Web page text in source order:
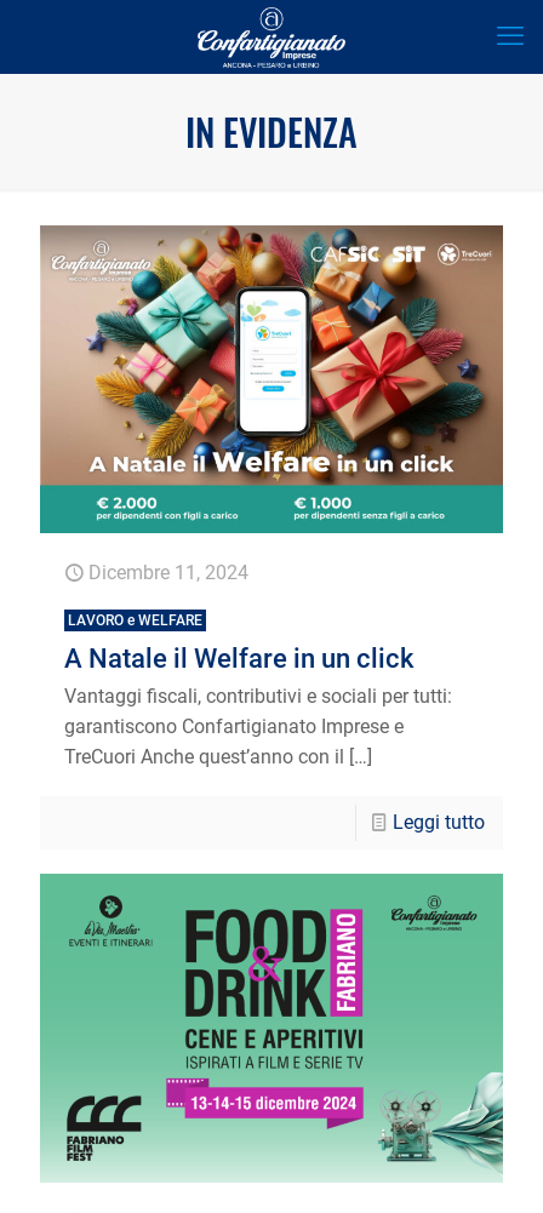
IN EVIDENZA
Dicembre 11, 2024
LAVORO e WELFARE
A Natale il Welfare in un click
Vantaggi fiscali, contributivi e sociali per tutti:
garantiscono Confartigianato Imprese e
TreCuori Anche quest’anno con il
[…]
Leggi tutto